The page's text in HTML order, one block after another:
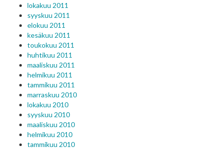
lokakuu 2011
syyskuu 2011
elokuu 2011
kesäkuu 2011
toukokuu 2011
huhtikuu 2011
maaliskuu 2011
helmikuu 2011
tammikuu 2011
marraskuu 2010
lokakuu 2010
syyskuu 2010
maaliskuu 2010
helmikuu 2010
tammikuu 2010